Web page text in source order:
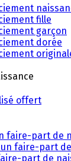
fille
garçon
dorée
offert
faire-part de
faire-part
part de